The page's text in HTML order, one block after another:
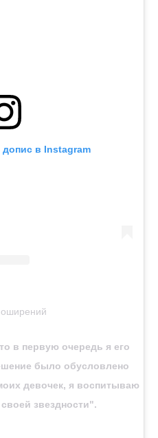
допис в Instagram
в первую очередь я его
было обусловлено
девочек, я воспитываю
звездности".